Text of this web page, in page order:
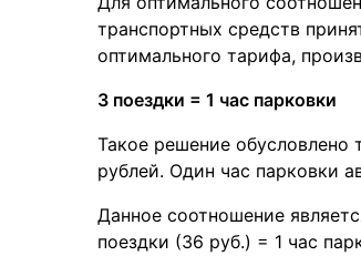
транспортных средств
оптимального тарифа,
3 поездки = 1 час парковки
Такое решение обусловлено
рублей. Один час парковки
Данное соотношение
поездки (36 руб.) = 1 час